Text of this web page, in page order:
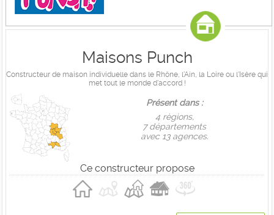
Maisons Punch
Constructeur de maison individuelle dans le Rhône, l'Ain, la Loire ou l'Isère qui
met tout le monde d'accord !
Présent dans :
4 règions,
7 départements
avec 13 agences.
Ce constructeur propose